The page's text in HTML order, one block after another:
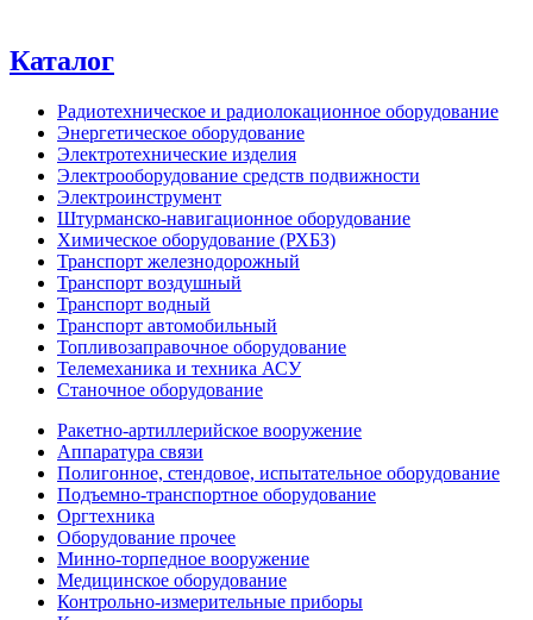
Каталог
Радиотехническое и радиолокационное оборудование
Энергетическое оборудование
Электротехнические изделия
Электрооборудование средств подвижности
Электроинструмент
Штурманско-навигационное оборудование
Химическое оборудование (РХБЗ)
Транспорт железнодорожный
Транспорт воздушный
Транспорт водный
Транспорт автомобильный
Топливозаправочное оборудование
Телемеханика и техника АСУ
Станочное оборудование
Ракетно-артиллерийское вооружение
Аппаратура связи
Полигонное, стендовое, испытательное оборудование
Подъемно-транспортное оборудование
Оргтехника
Оборудование прочее
Минно-торпедное вооружение
Медицинское оборудование
Контрольно-измерительные приборы